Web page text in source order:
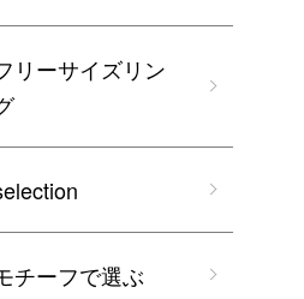
リーサイズリン
チーフで選ぶ